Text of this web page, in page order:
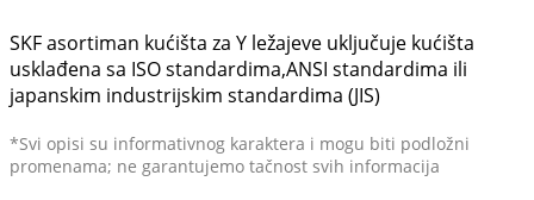
SKF asortiman kućišta za Y ležajeve uključuje kućišta
usklađena sa ISO standardima,ANSI standardima ili
japanskim industrijskim standardima (JIS)
*Svi opisi su informativnog karaktera i mogu biti podložni
promenama; ne garantujemo tačnost svih informacija